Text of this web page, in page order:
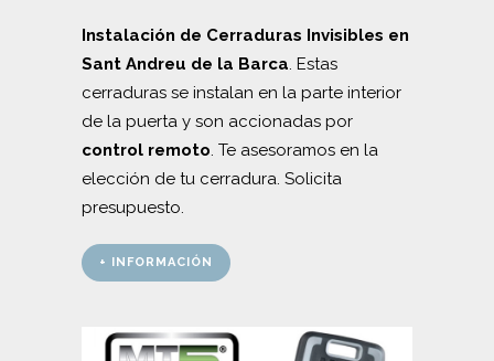
Instalación de Cerraduras Invisibles en
Sant Andreu de la Barca. Estas
cerraduras se instalan en la parte interior
de la puerta y son accionadas por
control remoto. Te asesoramos en la
elección de tu cerradura. Solicita
presupuesto.
+ INFORMACIÓN